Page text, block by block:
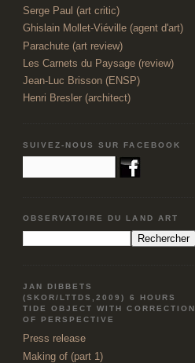
Serge Paul (art critic)
Ghislain Mollet-Viéville (agent d'art)
Parachute (art review)
Les Carnets du Paysage (review)
Jean-Luc Brisson (ENSP)
Henri Bresler (architect)
SUIVEZ-NOUS SUR FACEBOOK
OBSERVATOIRE DU LAND ART
JAN DIBBETS
(SKOR/LTTDS,2009) 6 HOURS
TIDE OBJECT WITH CORRECTION
OF PERSPECTIVE
Press release
Making of (part 1)